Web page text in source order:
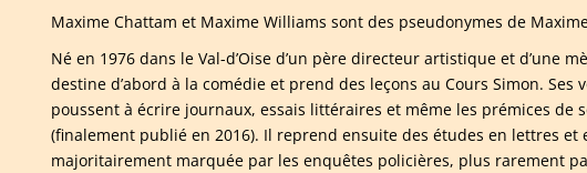
Maxime Chattam et Maxime Williams sont des pseudonymes de
Né en 1976 dans le Val-d’Oise d’un père directeur artistique et d’une
destine d’abord à la comédie et prend des leçons au Cours Simon. Ses
poussent à écrire journaux, essais littéraires et même les prémices de
(finalement publié en 2016). Il reprend ensuite des études en lettres
majoritairement marquée par les enquêtes policières, plus rarement